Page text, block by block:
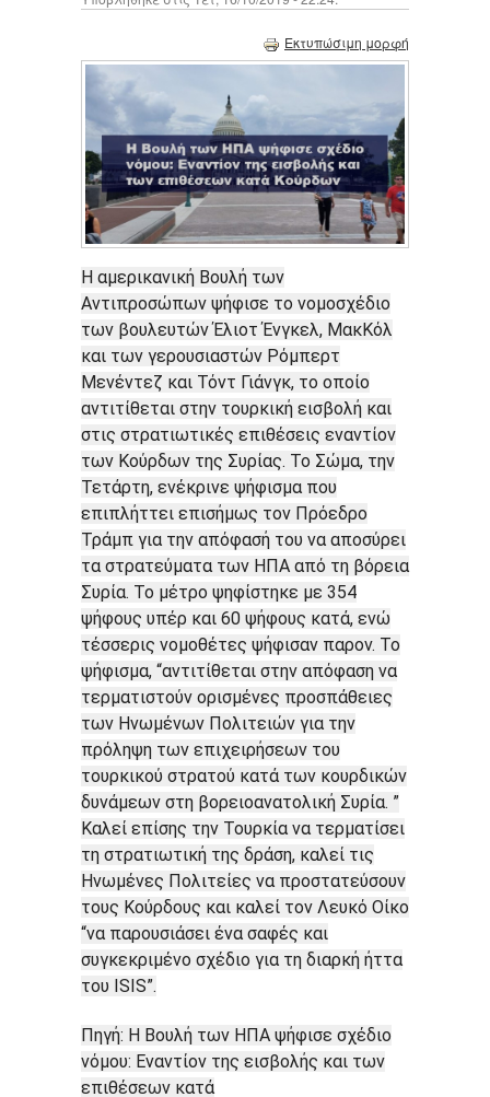
Εκτυπώσιμη μορφή
Η αμερικανική Βουλή των
Αντιπροσώπων ψήφισε το νομοσχέδιο
των βουλευτών Έλιοτ Ένγκελ, ΜακΚόλ
και των γερουσιαστών Ρόμπερτ
Μενέντεζ και Τόντ Γιάνγκ, το οποίο
αντιτίθεται στην τουρκική εισβολή και
στις στρατιωτικές επιθέσεις εναντίον
των Κούρδων της Συρίας. Το Σώμα, την
Τετάρτη, ενέκρινε ψήφισμα που
επιπλήττει επισήμως τον Πρόεδρο
Τράμπ για την απόφασή του να αποσύρει
τα στρατεύματα των ΗΠΑ από τη βόρεια
Συρία. Το μέτρο ψηφίστηκε με 354
ψήφους υπέρ και 60 ψήφους κατά, ενώ
τέσσερις νομοθέτες ψήφισαν παρον. Το
ψήφισμα, “αντιτίθεται στην απόφαση να
τερματιστούν ορισμένες προσπάθειες
των Ηνωμένων Πολιτειών για την
πρόληψη των επιχειρήσεων του
τουρκικού στρατού κατά των κουρδικών
δυνάμεων στη βορειοανατολική Συρία. ”
Καλεί επίσης την Τουρκία να τερματίσει
τη στρατιωτική της δράση, καλεί τις
Ηνωμένες Πολιτείες να προστατεύσουν
τους Κούρδους και καλεί τον Λευκό Οίκο
“να παρουσιάσει ένα σαφές και
συγκεκριμένο σχέδιο για τη διαρκή ήττα
του ISIS”.
Πηγή: Η Βουλή των ΗΠΑ ψήφισε σχέδιο
νόμου: Εναντίον της εισβολής και των
επιθέσεων κατά